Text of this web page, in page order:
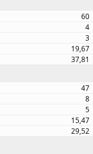
60
4
3
19,67
37,81
47
8
5
15,47
29,52